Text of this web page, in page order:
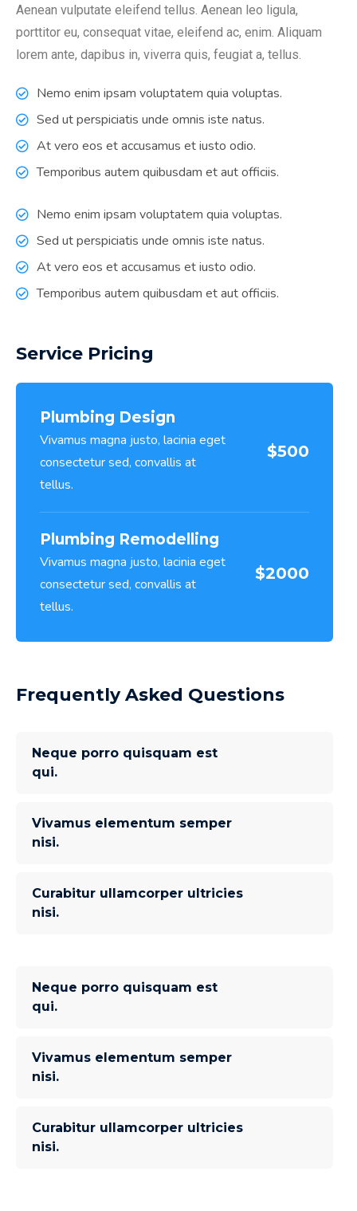
Aenean vulputate eleifend tellus. Aenean leo ligula,
porttitor eu, consequat vitae, eleifend ac, enim. Aliquam
lorem ante, dapibus in, viverra quis, feugiat a, tellus.
Nemo enim ipsam voluptatem quia voluptas.
Sed ut perspiciatis unde omnis iste natus.
At vero eos et accusamus et iusto odio.
Temporibus autem quibusdam et aut officiis.
Nemo enim ipsam voluptatem quia voluptas.
Sed ut perspiciatis unde omnis iste natus.
At vero eos et accusamus et iusto odio.
Temporibus autem quibusdam et aut officiis.
Service Pricing
Plumbing Design
Vivamus magna justo, lacinia eget
consectetur sed, convallis at
tellus.
$500
Plumbing Remodelling
Vivamus magna justo, lacinia eget
consectetur sed, convallis at
tellus.
$2000
Frequently Asked Questions
Neque porro quisquam est
qui.
Vivamus elementum semper
nisi.
Curabitur ullamcorper ultricies
nisi.
Neque porro quisquam est
qui.
Vivamus elementum semper
nisi.
Curabitur ullamcorper ultricies
nisi.